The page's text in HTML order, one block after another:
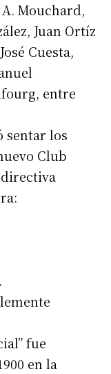
Mouchard,
Juan Ortíz
Cuesta,
entre
sentar los
Club
fue
en la